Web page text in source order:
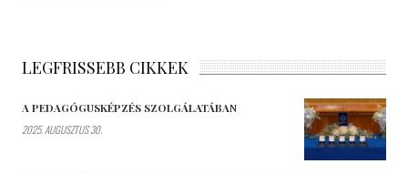
LEGFRISSEBB CIKKEK
A PEDAGÓGUSKÉPZÉS SZOLGÁLATÁBAN
2025. AUGUSZTUS 30.